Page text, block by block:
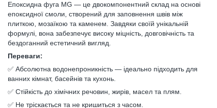
Епоксидна фуга MG — це двокомпонентний склад на основі
епоксидної смоли, створений для заповнення швів між
плиткою, мозаїкою та каменем. Завдяки своїй унікальній
формулі, вона забезпечує високу міцність, довговічність та
бездоганний естетичний вигляд.
Переваги:
✅ Абсолютна водонепроникність — ідеально підходить для
ванних кімнат, басейнів та кухонь.
✅ Стійкість до хімічних речовин, жирів, масел та плям.
✅ Не тріскається та не кришиться з часом.